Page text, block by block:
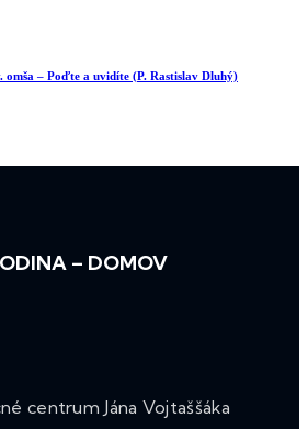
omša – Poďte a uvidíte (P. Rastislav Dluhý)
– DOMOV
centrum Jána Vojtaššáka